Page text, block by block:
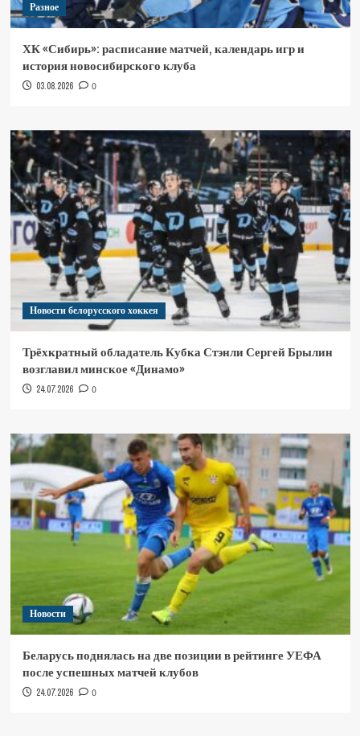
Разное
ХК «Сибирь»: расписание матчей, календарь игр и
история новосибирского клуба
03.08.2026 0
Новости белорусского хоккея
Трёхкратный обладатель Кубка Стэнли Сергей Брылин
возглавил минское «Динамо»
24.07.2026 0
Новости
Беларусь поднялась на две позиции в рейтинге УЕФА
после успешных матчей клубов
24.07.2026 0